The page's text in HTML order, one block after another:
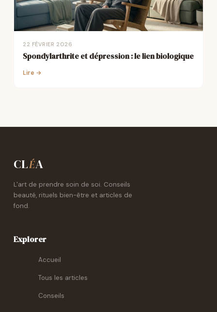
22 FÉVRIER 2026
Spondylarthrite et dépression : le lien biologique
Lire →
CLÉA
L'art de prendre soin de soi. Conseils
beauté, rituels bien-être et articles de
fond.
Explorer
Accueil
Tous les articles
Conseils